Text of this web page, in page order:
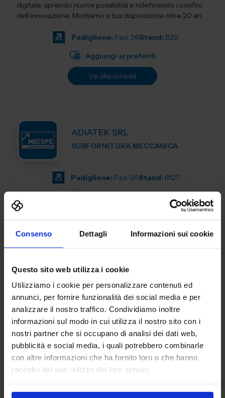
Consenso Dettagli Informazioni sui cookie
Questo sito web utilizza i cookie
Utilizziamo i cookie per personalizzare contenuti ed
annunci, per fornire funzionalità dei social media e per
analizzare il nostro traffico. Condividiamo inoltre
informazioni sul modo in cui utilizza il nostro sito con i
nostri partner che si occupano di analisi dei dati web,
pubblicità e social media, i quali potrebbero combinarle
con altre informazioni che ha fornito loro o che hanno
raccolto dal suo utilizzo dei loro servizi.
digitale, aprendo nuove possibilità e ridefinendo i confini
dell’innovazione. Mettiamo a tua disposizione oltre 20 anni
Padiglione: Pad. 26Stand: B29
Aggiungi ai preferiti
Vai alla scheda
ADIATEK SRL
SUBFORNITURA MECCANICA
Padiglione: Pad. 26Stand: B127
AEP ASSEMBLAGGI
SUBFORNITURA MECCANICA
Padiglione:Pad. 26Stand:B78
Aggiungi ai preferiti
Vai alla scheda